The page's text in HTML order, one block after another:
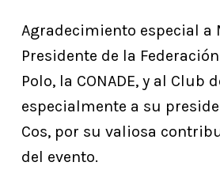
Agradecimiento especial a
Presidente de la
Polo, la CONADE, y al Club
especialmente a su
Cos, por su valiosa
del evento.